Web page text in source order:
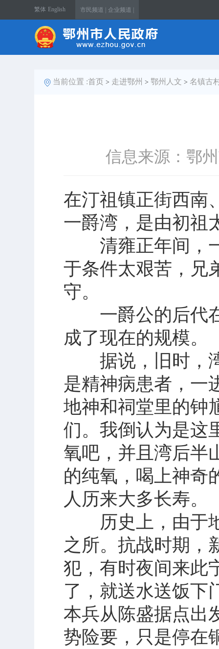
繁体 English 市民频道 | 企业频道 |
当前位置 :首页 > 走进鄂州 > 鄂州人文 > 名镇古
信息来源：鄂
在汀祖镇正街西南
一爵湾，是由初祖
清雍正年间，一
于条件太艰苦，兄
守。
一爵公的后代在
成了现在的规模。
据说，旧时，湾
是精神病患者，一
地神和祠堂里的钟
们。我倒认为是这
氧吧，并且湾后半
的纯氧，喝上神奇
人历来大多长寿。
历史上，由于地
之所。抗战时期，
犯，有时夜间来此
了，就送水送饭下
本兵从陈盛据点出
势险要，只是停在